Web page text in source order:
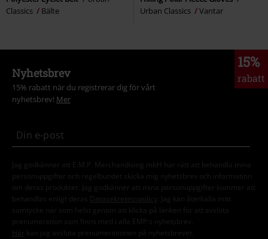
Classics
Bälte
Urban Classics
Vantar
15%
rabatt
Nyhetsbrev
15% rabatt när du registrerar dig för vårt
nyhetsbrev! Mer
Jag godkänner att E.M.P. Merchandising mbH har rätt att behandla mina
personuppgifter och regelbundet skicka mig nyhetsbrev och information
om deras produkter. Jag godkänner att mina personuppgifter kommer att
behandlas enligt deras
Datasekretesspolicy
. Jag kan återkalla mitt
samtycke när som helst genom att klicka på länken för att avsluta
prenumeration som finns med i alla EMP:s nyhetsbrev.
Här kan jag avsluta prenumerationen på nyhetsbrevet.